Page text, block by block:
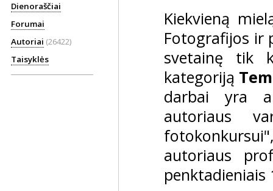
Dienoraščiai
Forumai
Autoriai (26422)
Taisyklės
Kiekvieną
Fotografijos ir
svetainę tik
kategoriją
darbai yra
autoriaus
autoriaus
penktadieniais